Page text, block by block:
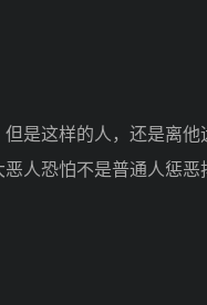
这样的人，还是离他
人恐怕不是普通人惩